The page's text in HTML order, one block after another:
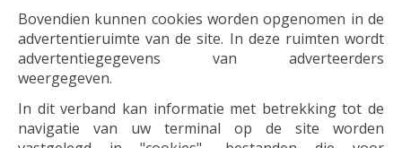
Bovendien kunnen cookies worden opgenomen in de
advertentieruimte van de site. In deze ruimten wordt
advertentiegegevens van adverteerders
weergegeven.
In dit verband kan informatie met betrekking tot de
navigatie van uw terminal op de site worden